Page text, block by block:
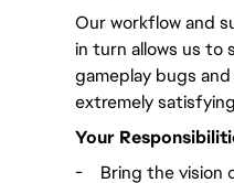
Our workflow and
in turn allows us to
gameplay bugs
extremely
Your
-
Bring the vision